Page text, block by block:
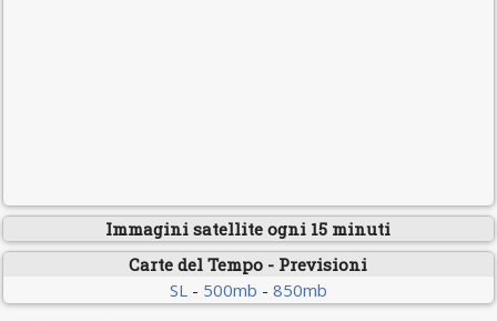
Immagini satellite ogni 15 minuti
Carte del Tempo - Previsioni
SL- 500mb - 850mb